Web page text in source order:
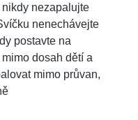
nezapalujte
nenechávejte
postavte na
dosah dětí a
mimo průvan,